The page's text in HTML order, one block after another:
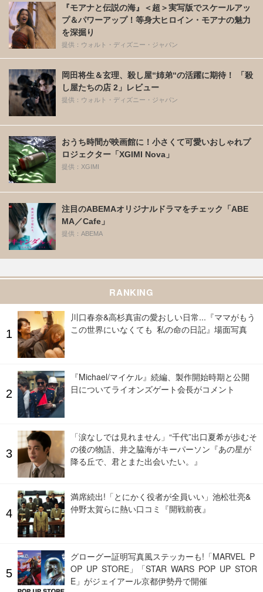
『モアナと伝説の海』＜超＞実写版でスケールアッ
プ＆パワーアップ！等身大ヒロイン・モアナの魅力
を深掘り
提供：ウォルト・ディズニー・ジャパン
岡田将生＆玄理、殺し屋“姉弟“の活躍に期待！ 「殺
し屋たちの店 2」レビュー
提供：ウォルト・ディズニー・ジャパン
おうち時間が映画館に！小さくて可愛いおしゃれプ
ロジェクター「XGIMI Nova」
提供：XGIMI
注目のABEMAオリジナルドラマをチェック「ABE
MA／Cafe」
提供：ABEMA
RANKING
川口春奈&高杉真宙の愛おしい日常...『ママがもう
この世界にいなくても 私の命の日記』場面写真
『Michael/マイケル』続編、製作開始時期と公開
日についてライオンズゲート会長がコメント
「涙なしでは見れません」“千代”出口夏希が歩むそ
の後の物語、井之脇海がキーパーソン『あの星が
降る丘で、君とまた出会いたい。』
満席続出!「とにかく役者が全員いい」池松壮亮&
仲野太賀らに熱い口コミ『開戦前夜』
グローグー証明写真風ステッカーも!「MARVEL P
OP UP STORE」「STAR WARS POP UP STOR
E」がジェイアール京都伊勢丹で開催